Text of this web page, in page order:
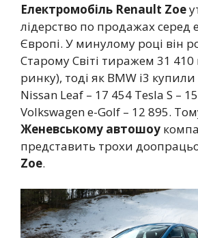
Електромобіль Renault Zoe
лідерство по продажах серед
Європі. У минулому році він
Старому Світі тиражем 31 410
ринку), тоді як BMW i3 купили
Nissan Leaf – 17 454 Tesla S –
Volkswagen e-Golf – 12 895.
Женевському автошоу
представить трохи
Zoe.